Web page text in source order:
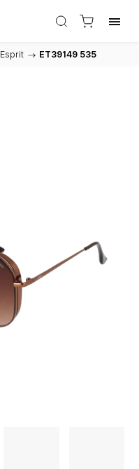
Esprit / ET39149 535